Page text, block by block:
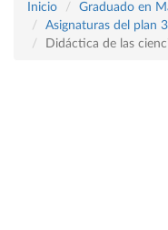
Inicio
Graduado en
Asignaturas del plan
Didáctica de las